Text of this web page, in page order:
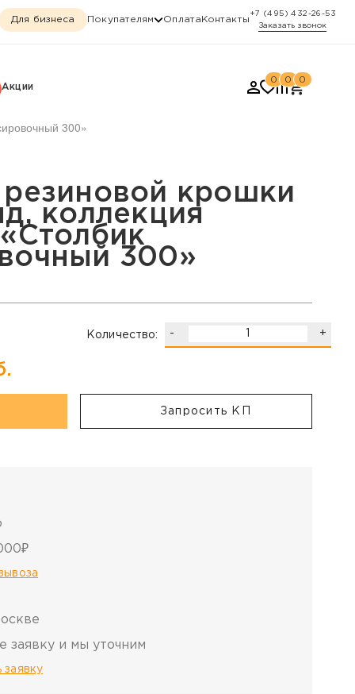
Для бизнеса Покупателям Оплата Контакты
+7 (495) 432-26-53
Заказать звонок
Акции
0 0 0
300»
Динамика,
крошки
коллекция
300»
Количество: - +
Запросить КП
заявку и мы уточним
заявку